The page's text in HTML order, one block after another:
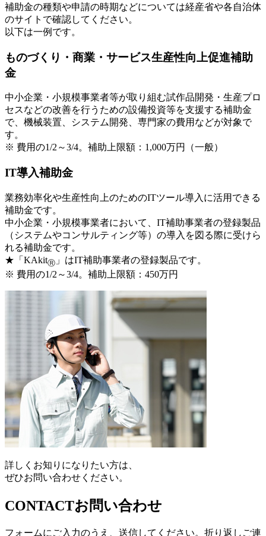
補助金の種類や申請の時期などについては経産省や各自治体
のサイトで確認してください。
以下は一例です。
ものづくり・商業・サービス生産性向上促進補助
金
中小企業・小規模事業者等が取り組む試作品開発・生産プロ
セスなどの改善を行うための設備投資等を支援する補助金
で、機械装置、システム開発、専門家の費用などが対象で
す。
※ 費用の1/2～3/4。補助上限額：1,000万円（一般）
IT導入補助金
業務効率化や生産性向上のためのITツール導入に活用できる
補助金です。
中小企業・小規模事業者において、IT補助事業者の登録製品
（システムやコンサルティング等）の導入を図る際に受けら
れる補助金です。
★「KAkitⓇ 」はIT補助事業者の登録製品です。
※ 費用の1/2～3/4。補助上限額：450万円
詳しくお知りになりたい方は、
ぜひお問い合わせください。
CONTACTお問い合わせ
フォームにご入力のうえ、送信してください。折り返しご連